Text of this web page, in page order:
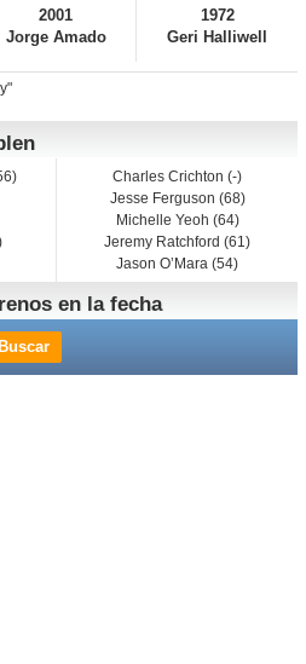
2001
Jorge Amado
1972
Geri Halliwell
Charles Crichton (-)
Jesse Ferguson (68)
Michelle Yeoh (64)
Jeremy Ratchford (61)
Jason O’Mara (54)
en la fecha